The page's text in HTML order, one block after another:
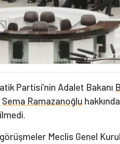
Partisi’nin Adalet Bakanı
Sema Ramazanoğlu
Meclis Genel